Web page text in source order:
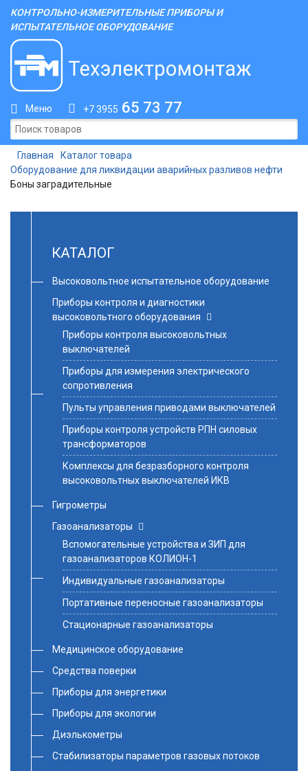
КОНТРОЛЬНО-ИЗМЕРИТЕЛЬНЫЕ ПРИБОРЫ И
ИСПЫТАТЕЛЬНОЕ ОБОРУДОВАНИЕ
Меню +7 3955 65 73 77
Главная
Каталог товара
Оборудование для ликвидации аварийных разливов нефти
Боны заградительные
КАТАЛОГ
Высоковольтное испытательное оборудование
Приборы контроля и диагностики
высоковольтного оборудования
Приборы контроля высоковольтных
выключателей
Приборы для измерения электрического
сопротивления
Пульты управления приводами выключателей
Приборы контроля устройств РПН силовых
трансформаторов
Комплексы для безразборного контроля
высоковольтных выключателей ИКВ
Гигрометры
Газоанализаторы
Вспомогательные устройства и ЗИП для
газоанализаторов КОЛИОН-1
Индивидуальные газоанализаторы
Портативные переносные газоанализаторы
Стационарные газоанализаторы
Медицинское оборудование
Средства поверки
Приборы для энергетики
Приборы для экологии
Диэлькометры
Стабилизаторы параметров газовых потоков